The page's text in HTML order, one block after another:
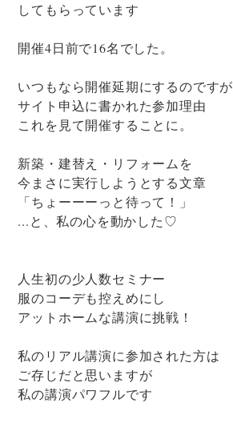
してもらっています
開催4日前で16名でした。
いつもなら開催延期にするのですが
サイト申込に書かれた参加理由
これを見て開催することに。
新築・建替え・リフォームを
今まさに実行しようとする文章
「ちょーーーっと待って！」
...と、私の心を動かした♡
人生初の少人数セミナー
服のコーデも控えめにし
アットホームな講演に挑戦！
私のリアル講演に参加された方は
ご存じだと思いますが
私の講演パワフルです